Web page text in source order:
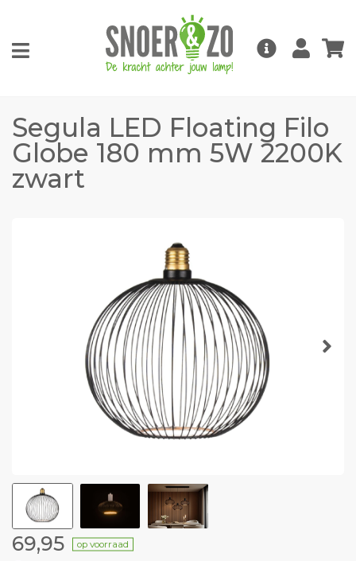
Segula LED Floating Filo
Globe 180 mm 5W 2200K
zwart
69,95 op voorraad